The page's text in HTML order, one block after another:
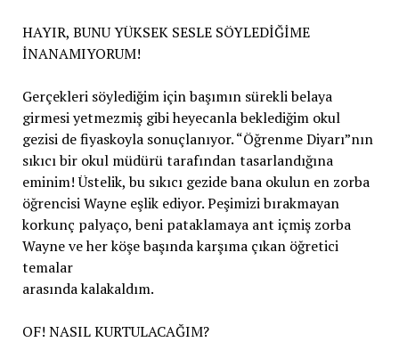
HAYIR, BUNU YÜKSEK SESLE SÖYLEDİĞİME
İNANAMIYORUM!
Gerçekleri söylediğim için başımın sürekli belaya
girmesi yetmezmiş gibi heyecanla beklediğim okul
gezisi de fiyaskoyla sonuçlanıyor. “Öğrenme Diyarı”nın
sıkıcı bir okul müdürü tarafından tasarlandığına
eminim! Üstelik, bu sıkıcı gezide bana okulun en zorba
öğrencisi Wayne eşlik ediyor. Peşimizi bırakmayan
korkunç palyaço, beni pataklamaya ant içmiş zorba
Wayne ve her köşe başında karşıma çıkan öğretici
temalar
arasında kalakaldım.
OF! NASIL KURTULACAĞIM?